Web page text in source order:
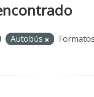
Autobús